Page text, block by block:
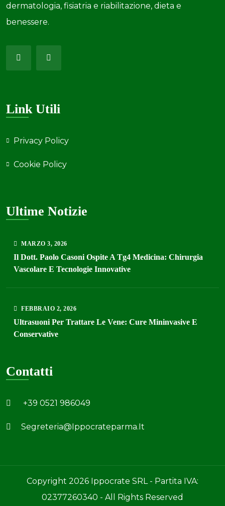
dermatologia, fisiatria e riabilitazione, dieta e
benessere.
Link Utili
Privacy Policy
Cookie Policy
Ultime Notizie
MARZO3, 2026
Il Dott. Paolo Casoni Ospite A Tg4 Medicina: Chirurgia
Vascolare E Tecnologie Innovative
FEBBRAIO 2, 2026
Ultrasuoni Per Trattare Le Vene: Cure Mininvasive E
Conservative
Contatti
+39 0521 986049
Segreteria@ippocrateparma.it
Copyright 2026 Ippocrate SRL - Partita IVA:
02377260340 - All Rights Reserved